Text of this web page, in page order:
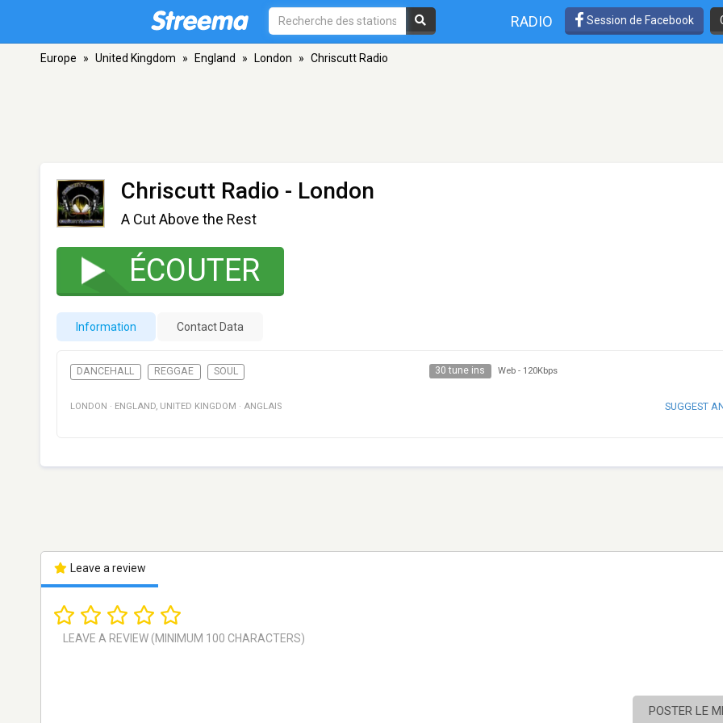
RADIO Session de Facebook
Europe » United Kingdom » England » London » Chriscutt Radio
Chriscutt Radio - London
A Cut Above the Rest
ÉCOUTER
Information Contact Data
DANCEHALL REGGAE SOUL 30 tune ins Web - 120Kbps
LONDON · ENGLAND, UNITED KINGDOM · ANGLAIS SUGGEST
Leave a review
POSTER LE